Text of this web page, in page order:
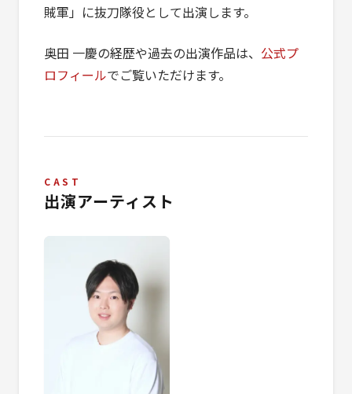
賊軍」に抜刀隊役として出演します。
奥田 一慶の経歴や過去の出演作品は、 公式プ
ロフィールでご覧いただけます。
CAST
出演アーティスト